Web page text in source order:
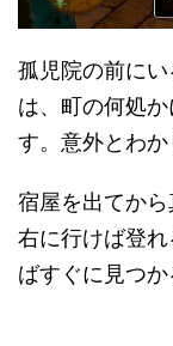
孤児院の前に
は、町の何処
す。意外とわか
宿屋を出てか
右に行けば登
ばすぐに見つか